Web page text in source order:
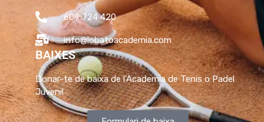
609 724 420
info@lobatoacademia.com
BAIXES
Donar-te de baixa de l’Academia de Tenis o Padel
Juvenil